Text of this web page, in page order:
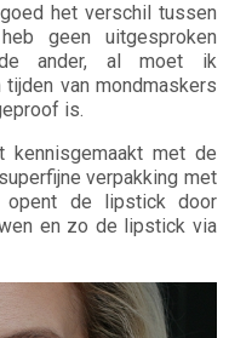
het verschil tussen
geen uitgesproken
ander, al moet ik
van mondmaskers
is.
met de
verpakking met
opent de lipstick door
en zo de lipstick via